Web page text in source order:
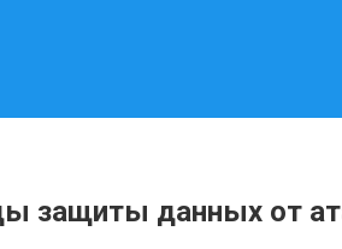
защиты данных от